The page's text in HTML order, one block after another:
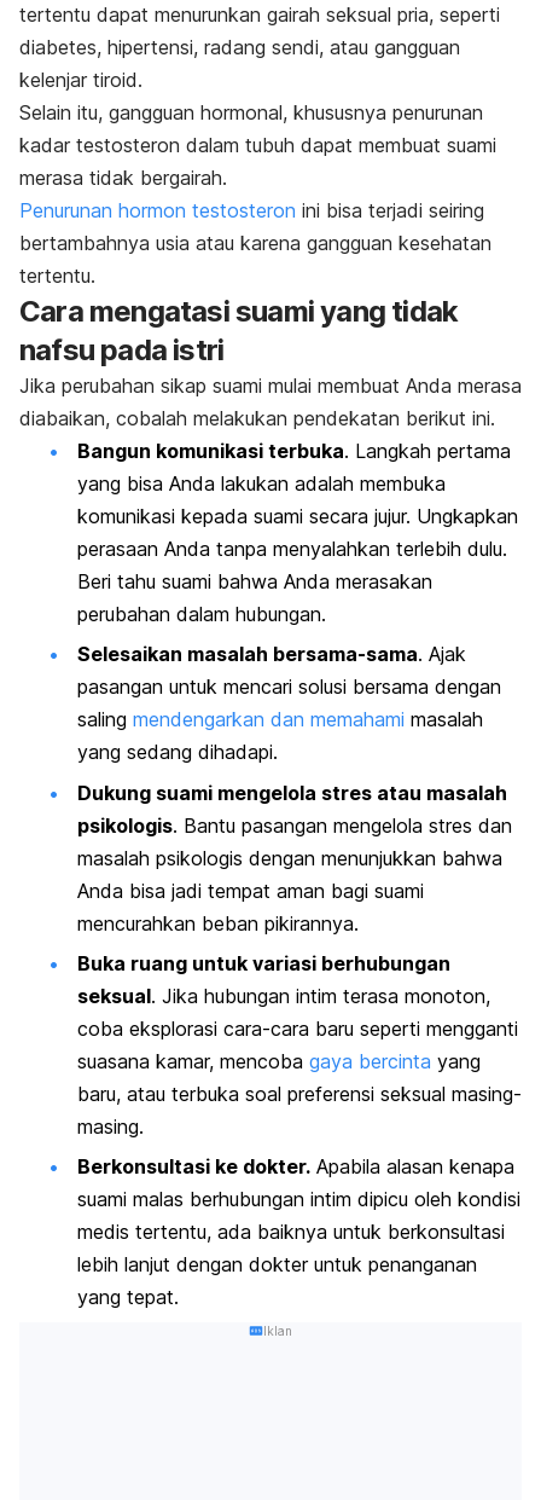
tertentu dapat menurunkan gairah seksual pria, seperti
diabetes, hipertensi, radang sendi, atau gangguan
kelenjar tiroid.
Selain itu, gangguan hormonal, khususnya penurunan
kadar testosteron dalam tubuh dapat membuat suami
merasa tidak bergairah.
Penurunan hormon testosteron ini bisa terjadi seiring
bertambahnya usia atau karena gangguan kesehatan
tertentu.
Cara mengatasi suami yang tidak
nafsu pada istri
Jika perubahan sikap suami mulai membuat Anda merasa
diabaikan, cobalah melakukan pendekatan berikut ini.
Bangun komunikasi terbuka. Langkah pertama
yang bisa Anda lakukan adalah membuka
komunikasi kepada suami secara jujur. Ungkapkan
perasaan Anda tanpa menyalahkan terlebih dulu.
Beri tahu suami bahwa Anda merasakan
perubahan dalam hubungan.
Selesaikan masalah bersama-sama. Ajak
pasangan untuk mencari solusi bersama dengan
saling mendengarkan dan memahami masalah
yang sedang dihadapi.
Dukung suami mengelola stres atau masalah
psikologis. Bantu pasangan mengelola stres dan
masalah psikologis dengan menunjukkan bahwa
Anda bisa jadi tempat aman bagi suami
mencurahkan beban pikirannya.
Buka ruang untuk variasi berhubungan
seksual. Jika hubungan intim terasa monoton,
coba eksplorasi cara-cara baru seperti mengganti
suasana kamar, mencoba gaya bercinta yang
baru, atau terbuka soal preferensi seksual masing-
masing.
Berkonsultasi ke dokter. Apabila alasan kenapa
suami malas berhubungan intim dipicu oleh kondisi
medis tertentu, ada baiknya untuk berkonsultasi
lebih lanjut dengan dokter untuk penanganan
yang tepat.
Iklan